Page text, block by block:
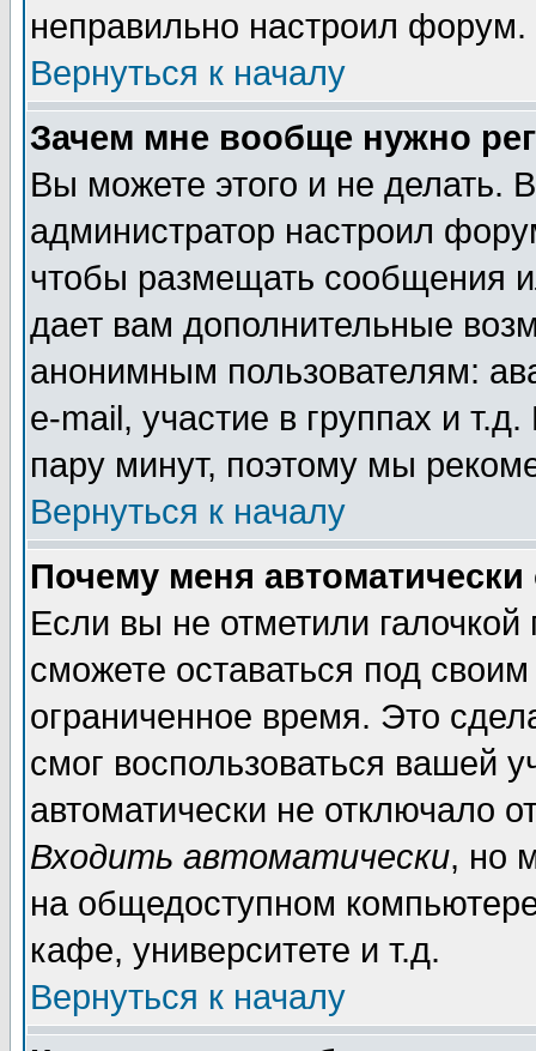
неправильно настроил форум.
Вернуться к началу
Зачем мне вообще нужно
Вы можете этого и не делать.
администратор настроил
чтобы размещать сообщения
дает вам дополнительные
анонимным пользователям:
e-mail, участие в группах и
пару минут, поэтому мы
Вернуться к началу
Почему меня автоматически
Если вы не отметили галочкой
сможете оставаться под
ограниченное время. Это
смог воспользоваться вашей
автоматически не отключало
Входить автоматически, но
на общедоступном
кафе, университете и т.д.
Вернуться к началу